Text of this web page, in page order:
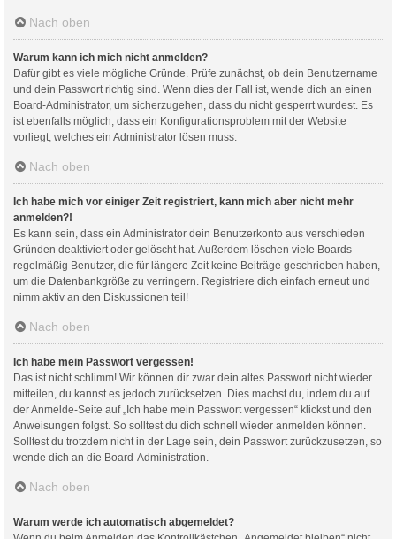
Nach oben
Warum kann ich mich nicht anmelden?
Dafür gibt es viele mögliche Gründe. Prüfe zunächst, ob dein Benutzername
und dein Passwort richtig sind. Wenn dies der Fall ist, wende dich an einen
Board-Administrator, um sicherzugehen, dass du nicht gesperrt wurdest. Es
ist ebenfalls möglich, dass ein Konfigurationsproblem mit der Website
vorliegt, welches ein Administrator lösen muss.
Nach oben
Ich habe mich vor einiger Zeit registriert, kann mich aber nicht mehr
anmelden?!
Es kann sein, dass ein Administrator dein Benutzerkonto aus verschieden
Gründen deaktiviert oder gelöscht hat. Außerdem löschen viele Boards
regelmäßig Benutzer, die für längere Zeit keine Beiträge geschrieben haben,
um die Datenbankgröße zu verringern. Registriere dich einfach erneut und
nimm aktiv an den Diskussionen teil!
Nach oben
Ich habe mein Passwort vergessen!
Das ist nicht schlimm! Wir können dir zwar dein altes Passwort nicht wieder
mitteilen, du kannst es jedoch zurücksetzen. Dies machst du, indem du auf
der Anmelde-Seite auf „Ich habe mein Passwort vergessen“ klickst und den
Anweisungen folgst. So solltest du dich schnell wieder anmelden können.
Solltest du trotzdem nicht in der Lage sein, dein Passwort zurückzusetzen, so
wende dich an die Board-Administration.
Nach oben
Warum werde ich automatisch abgemeldet?